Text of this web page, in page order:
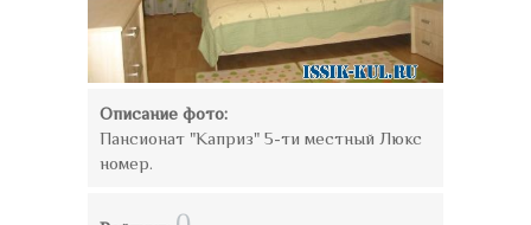
Описание фото:
Пансионат "Каприз" 5-ти местный Люкс
номер.